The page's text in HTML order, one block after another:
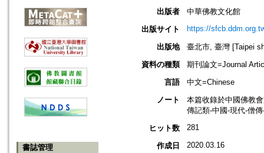
書誌管理
出版者
中華佛教文化館
出版サイト
https://
出版地
臺北市, 臺灣 [Taipei
資料の種類
期刊論文=Journal
言語
中文=Chinese
ノート
本篇收錄於中國佛教
傳記類-中國-現代-僧
ヒット数
281
作成日 2020.03.16